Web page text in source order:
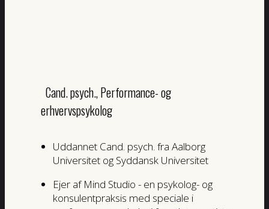
Cand. psych., Performance- og
erhvervspsykolog
Uddannet Cand. psych. fra Aalborg
Universitet og Syddansk Universitet
Ejer af Mind Studio - en psykolog- og
konsulentpraksis med speciale i